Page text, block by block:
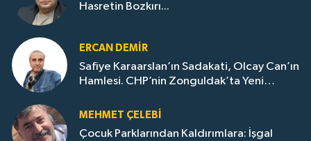
Hasretin Bozkırı...
ERCAN DEMIR
Safiye Karaarslan’ın Sadakati, Olcay Can’ın
Hamlesi. CHP’nin Zonguldak’ta Yeni
MEHMET ÇELEBI
Çocuk Parklarından Kaldırımlara: İşgal